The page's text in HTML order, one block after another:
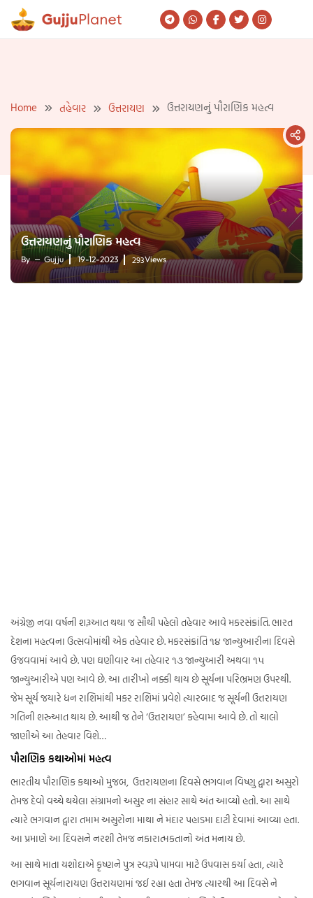
Skip
Home તહેવાર ઉત્તરાયણ ઉત્તરાયણનું પૌરાણિક મહત્વ
ઉત્તરાયણનું પૌરાણિક મહત્વ
By Gujju 19-12-2023 293Views
અંગ્રેજી નવા વર્ષની શરૂઆત થથા જ સૌથી પહેલો તહેવાર આવે મકરસંક્રાંતિ. ભારત
દેશના મહત્વના ઉત્સવોમાંથી એક તહેવાર છે. મકરસંક્રાંતિ ૧૪ જાન્યુઆરીના દિવસે
ઉજવવામાં આવે છે. પણ ઘણીવાર આ તહેવાર ૧૩ જાન્યુઆરી અથવા ૧૫
જાન્યુઆરીએ પણ આવે છે. આ તારીખો નક્કી થાય છે સૂર્યના પરિભ્રમણ ઉપરથી.
જેમ સૂર્ય જયારે ધન રાશિમાંથી મકર રાશિમાં પ્રવેશે ત્યારબાદ જ સૂર્યની ઉત્તરાયણ
ગતિની શરુઆત થાય છે. આથી જ તેને ‘ઉત્તરાયણ’ કહેવામા આવે છે. તો ચાલો
જાણીએ આ તેહવાર વિશે…
પૌરાણિક કથાઓમાં મહત્વ
ભારતીય પૌરાણિક કથાઓ મુજબ, ઉત્તરાયણના દિવસે ભગવાન વિષ્ણુ દ્વારા અસુરો
તેમજ દેવો વચ્ચે થયેલા સંગ્રામનો અસુર ના સંહાર સાથે અંત આવ્યો હતો. આ સાથે
ત્યારે ભગવાન દ્વારા તમામ અસુરોના માથા ને મંદાર પહાડમા દાટી દેવામાં આવ્યા હતા.
આ પ્રમાણે આ દિવસને નરશી તેમજ નકારાત્મકતાનો અંત મનાય છે.
આ સાથે માતા યશોદાએ કૃષ્ણને પુત્ર સ્વરૂપે પામવા માટે ઉપવાસ કર્યા હતા, ત્યારે
ભગવાન સૂર્યનારાયણ ઉત્તરાયણમાં જઈ રહ્યા હતા તેમજ ત્યારથી આ દિવસે ને